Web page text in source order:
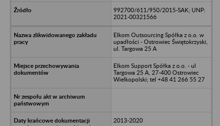
992700/611/950/2015-SAK; UNP:
2021-00321566
Elkom Outsourcing Spółka z o.o. w
upadłości - Ostrowiec Świętokrzyski,
ul. Targowa 25 A
Elkom Support Spółka z o.o. - ul
Targowa 25 A, 27-400 Ostrowiec
Wielkopolski; tel +48 41 266 55 27
2013-2020